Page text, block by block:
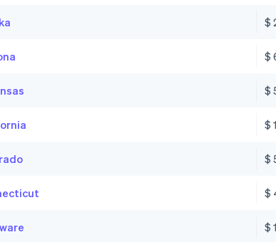
$
$
$
$
$
$
$